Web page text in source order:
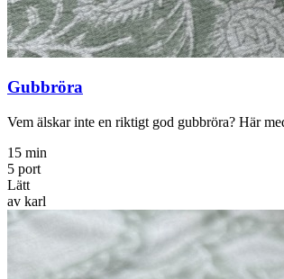
Gubbröra
Vem älskar inte en riktigt god gubbröra? Här
15 min
5 port
Lätt
av karl